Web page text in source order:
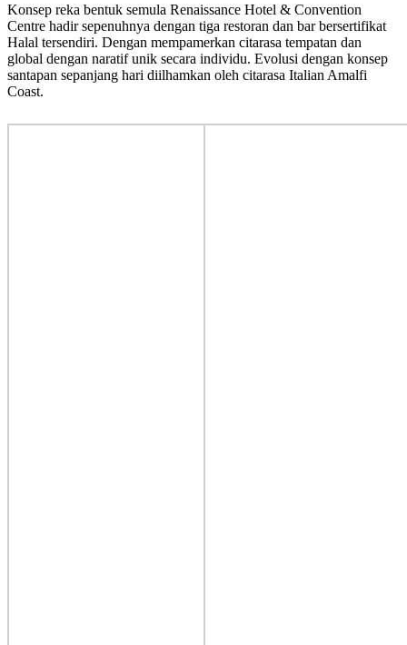
Konsep reka bentuk semula Renaissance Hotel & Convention
Centre hadir sepenuhnya dengan tiga restoran dan bar bersertifikat
Halal tersendiri. Dengan mempamerkan citarasa tempatan dan
global dengan naratif unik secara individu. Evolusi dengan konsep
santapan sepanjang hari diilhamkan oleh citarasa Italian Amalfi
Coast.